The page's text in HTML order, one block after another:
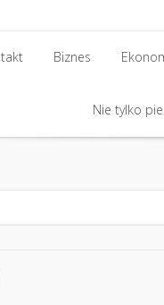
Biznes
Nie tylko